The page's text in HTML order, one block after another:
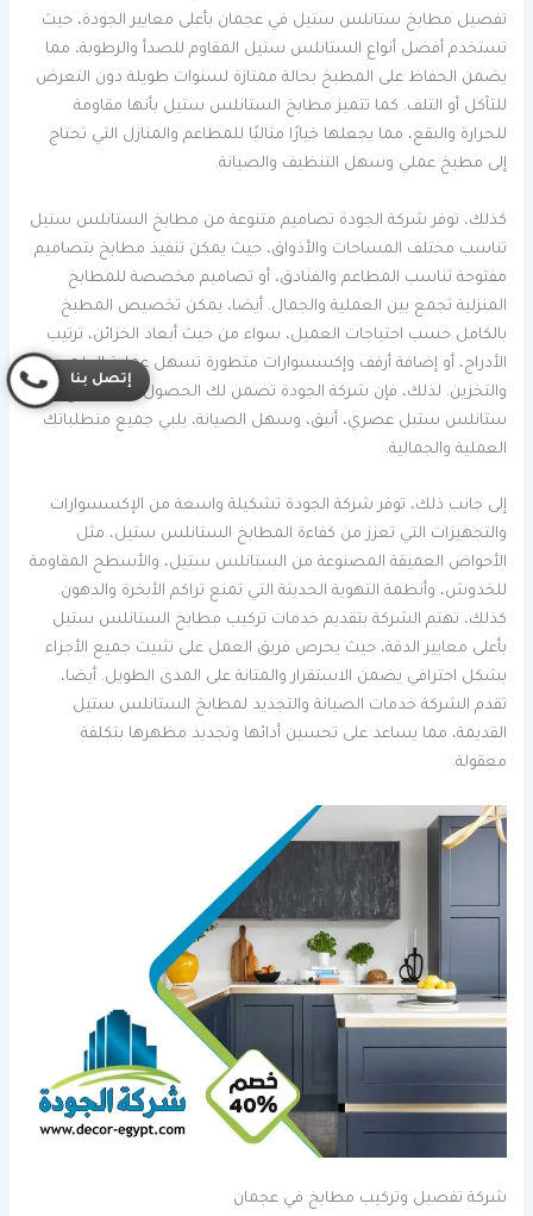
تفصيل مطابخ ستانلس ستيل في عجمان بأعلى معايير الجودة، حيث
تستخدم أفضل أنواع الستانلس ستيل المقاوم للصدأ والرطوبة، مما
يضمن الحفاظ على المطبخ بحالة ممتازة لسنوات طويلة دون التعرض
للتآكل أو التلف. كما تتميز مطابخ الستانلس ستيل بأنها مقاومة
للحرارة والبقع، مما يجعلها خيارًا مثاليًا للمطاعم والمنازل التي تحتاج
إلى مطبخ عملي وسهل التنظيف والصيانة.
كذلك، توفر شركة الجودة تصاميم متنوعة من مطابخ الستانلس ستيل
تناسب مختلف المساحات والأذواق، حيث يمكن تنفيذ مطابخ بتصاميم
مفتوحة تناسب المطاعم والفنادق، أو تصاميم مخصصة للمطابخ
المنزلية تجمع بين العملية والجمال. أيضا، يمكن تخصيص المطبخ
بالكامل حسب احتياجات العميل، سواء من حيث أبعاد الخزائن، ترتيب
الأدراج، أو إضافة أرفف وإكسسوارات متطورة تسهل عملية الطهي
والتخزين. لذلك، فإن شركة الجودة تضمن لك الحصول على مطبخ
ستانلس ستيل عصري، أنيق، وسهل الصيانة، يلبي جميع متطلباتك
العملية والجمالية.
إلى جانب ذلك، توفر شركة الجودة تشكيلة واسعة من الإكسسوارات
والتجهيزات التي تعزز من كفاءة المطابخ الستانلس ستيل، مثل
الأحواض العميقة المصنوعة من الستانلس ستيل، والأسطح المقاومة
للخدوش، وأنظمة التهوية الحديثة التي تمنع تراكم الأبخرة والدهون.
كذلك، تهتم الشركة بتقديم خدمات تركيب مطابخ الستانلس ستيل
بأعلى معايير الدقة، حيث يحرص فريق العمل على تثبيت جميع الأجزاء
بشكل احترافي يضمن الاستقرار والمتانة على المدى الطويل. أيضا،
تقدم الشركة خدمات الصيانة والتجديد لمطابخ الستانلس ستيل
القديمة، مما يساعد على تحسين أدائها وتجديد مظهرها بتكلفة
معقولة.
شركة تفصيل وتركيب مطابخ في عجمان
إتصل بنا